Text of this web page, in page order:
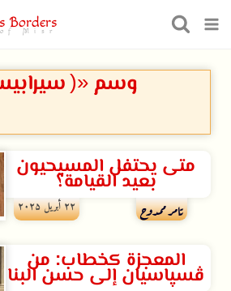
Borders
Misr
وسم «(
متى يحتفل المسيحيون
بعيد القيامة؟
تامر ممدوح ۲۲ أبريل ۲۰۲۵
المعجزة كخطاب: من
ڤسپاسيان إلى حسن البنا